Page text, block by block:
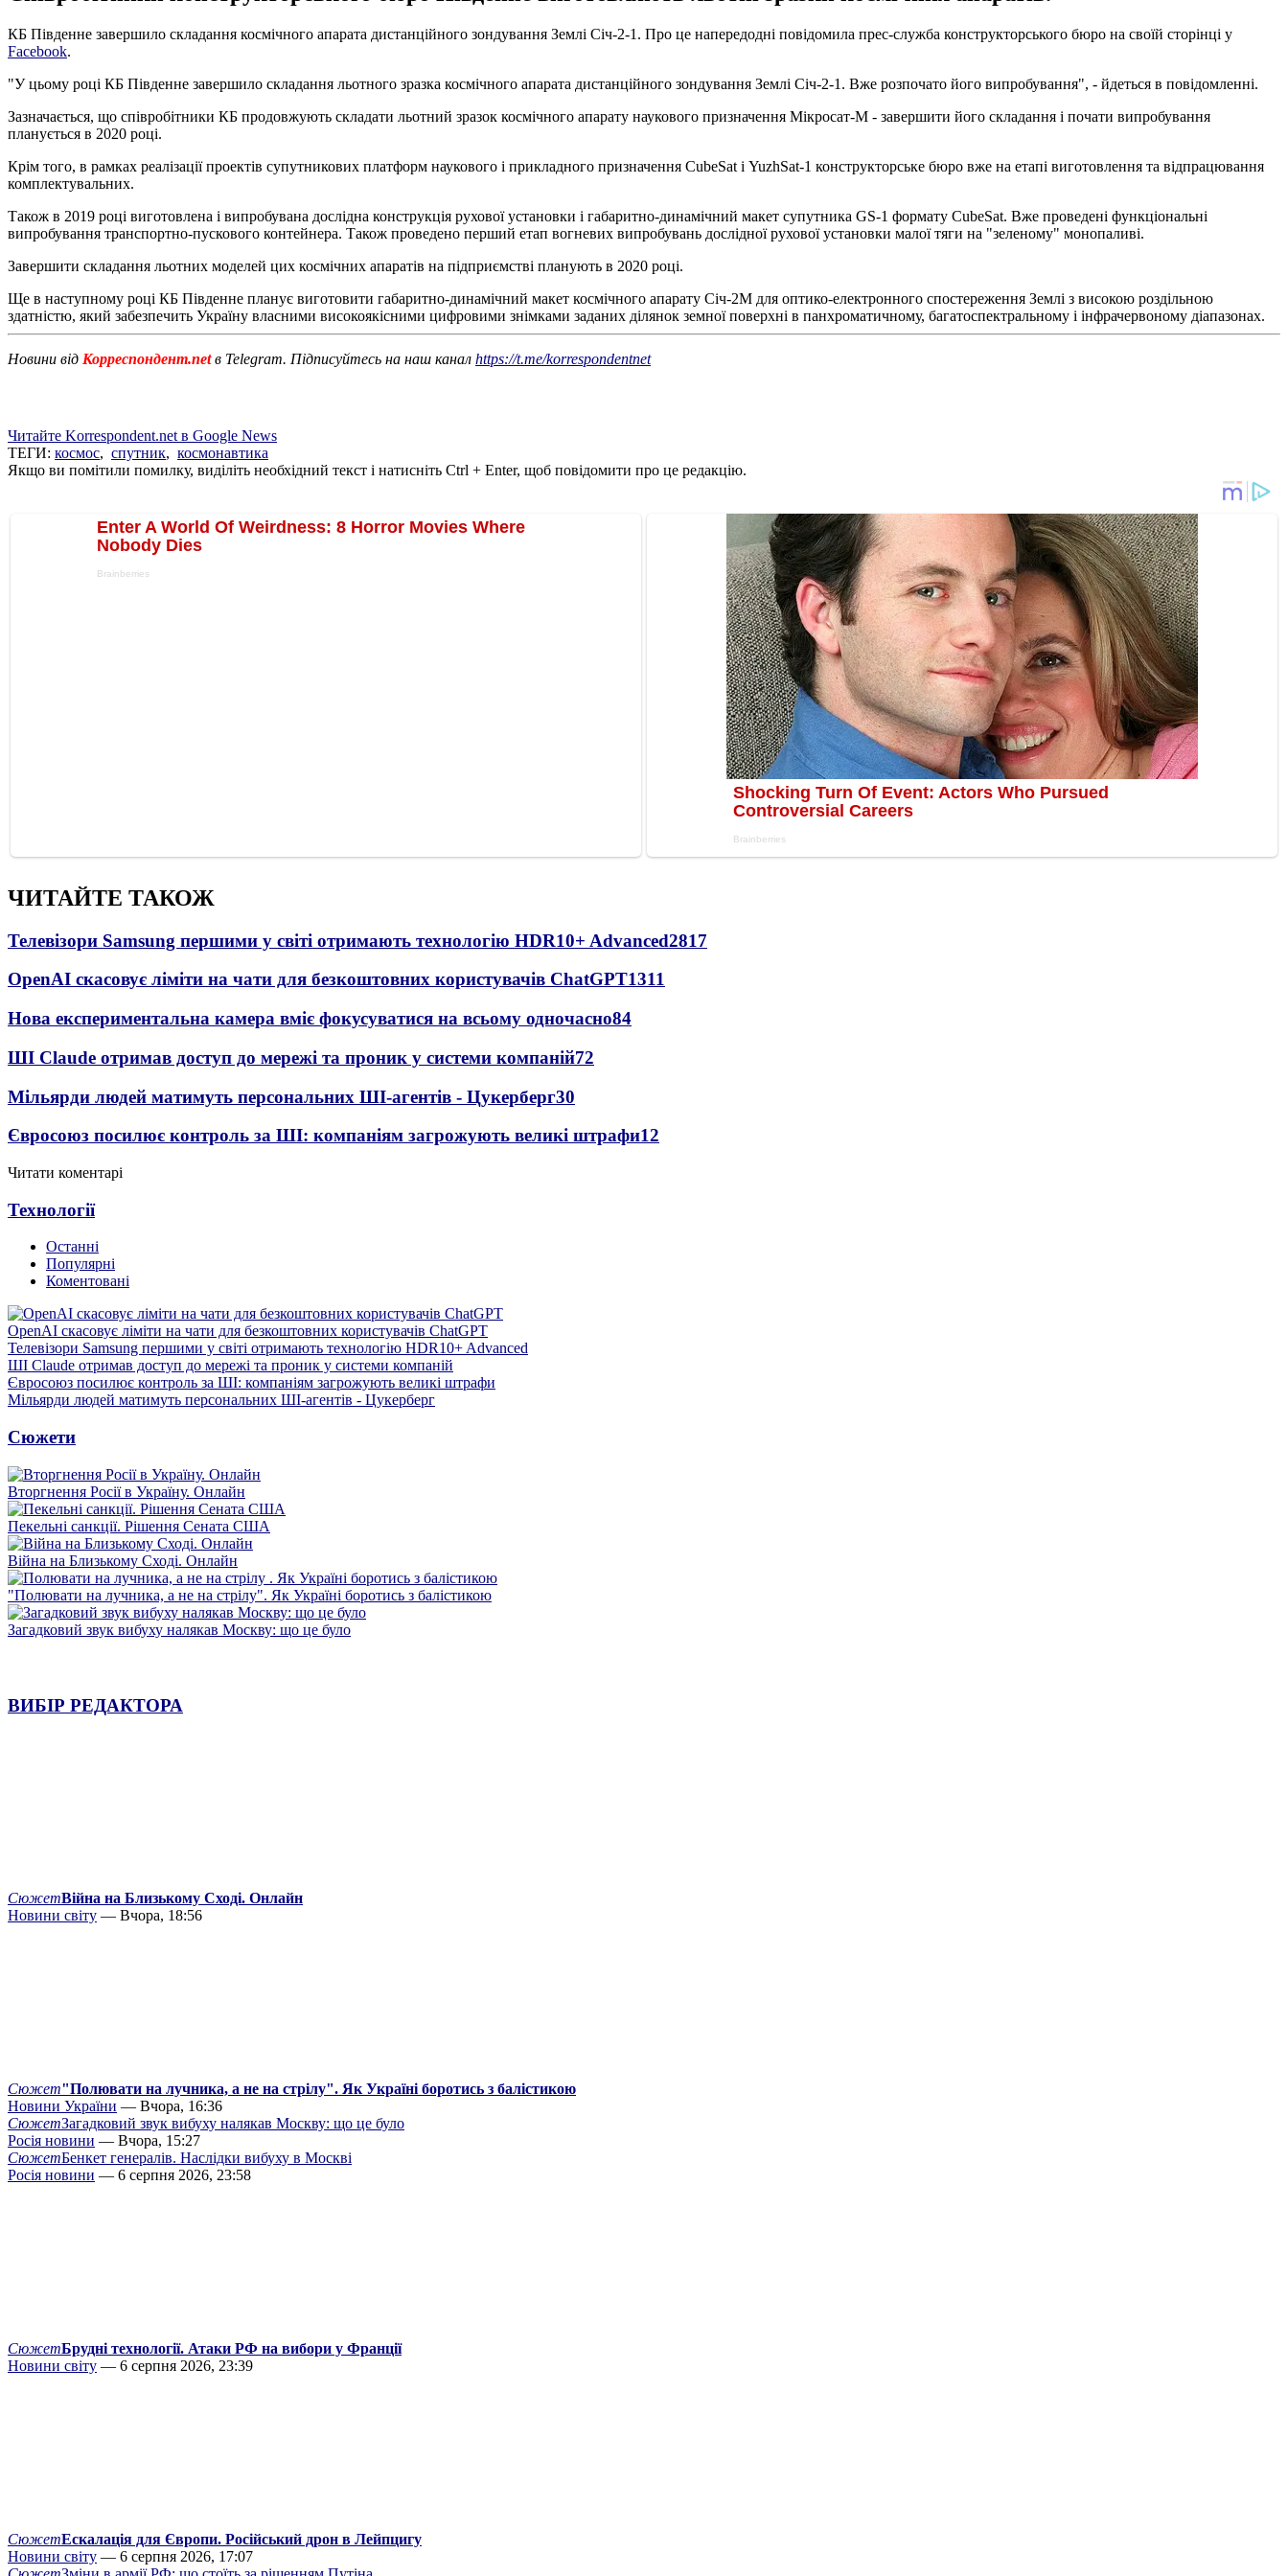
КБ Південне завершило складання космічного апарата дистанційного зондування Землі Січ-2-1. Про це напередодні повідомила прес-служба конструкторського бюро на своїй сторінці у
Facebook.
"У цьому році КБ Південне завершило складання льотного зразка космічного апарата дистанційного зондування Землі Січ-2-1. Вже розпочато його випробування", - йдеться в повідомленні.
Зазначається, що співробітники КБ продовжують складати льотний зразок космічного апарату наукового призначення Мікросат-М - завершити його складання і почати випробування
планується в 2020 році.
Крім того, в рамках реалізації проектів супутникових платформ наукового і прикладного призначення CubeSat і YuzhSat-1 конструкторське бюро вже на етапі виготовлення та відпрацювання
комплектувальних.
Також в 2019 році виготовлена і випробувана дослідна конструкція рухової установки і габаритно-динамічний макет супутника GS-1 формату CubeSat. Вже проведені функціональні
випробування транспортно-пускового контейнера. Також проведено перший етап вогневих випробувань дослідної рухової установки малої тяги на "зеленому" монопаливі.
Завершити складання льотних моделей цих космічних апаратів на підприємстві планують в 2020 році.
Ще в наступному році КБ Південне планує виготовити габаритно-динамічний макет космічного апарату Січ-2М для оптико-електронного спостереження Землі з високою роздільною
здатністю, який забезпечить Україну власними високоякісними цифровими знімками заданих ділянок земної поверхні в панхроматичному, багатоспектральному і інфрачервоному діапазонах.
Новини від Корреспондент.netв Telegram. Підписуйтесь на наш канал https://t.me/korrespondentnet
Читайте Korrespondent.net в Google News
ТЕГИ: космос, спутник, космонавтика
Якщо ви помітили помилку, виділіть необхідний текст і натисніть Ctrl + Enter, щоб повідомити про це редакцію.
ЧИТАЙТЕ ТАКОЖ
Телевізори Samsung першими у світі отримають технологію HDR10+ Advanced2817
OpenAI скасовує ліміти на чати для безкоштовних користувачів ChatGPT1311
Нова експериментальна камера вміє фокусуватися на всьому одночасно84
ШІ Claude отримав доступ до мережі та проник у системи компаній72
Мільярди людей матимуть персональних ШІ-агентів - Цукерберг30
Євросоюз посилює контроль за ШІ: компаніям загрожують великі штрафи12
Читати коментарі
Технології
Останні
Популярні
Коментовані
OpenAI скасовує ліміти на чати для безкоштовних користувачів ChatGPT
Телевізори Samsung першими у світі отримають технологію HDR10+ Advanced
ШІ Claude отримав доступ до мережі та проник у системи компаній
Євросоюз посилює контроль за ШІ: компаніям загрожують великі штрафи
Мільярди людей матимуть персональних ШІ-агентів - Цукерберг
Сюжети
Вторгнення Росії в Україну. Онлайн
Пекельні санкції. Рішення Сената США
Війна на Близькому Сході. Онлайн
"Полювати на лучника, а не на стрілу". Як Україні боротись з балістикою
Загадковий звук вибуху налякав Москву: що це було
ВИБІР РЕДАКТОРА
СюжетВійна на Близькому Сході. Онлайн
Новини світу — Вчора, 18:56
Сюжет"Полювати на лучника, а не на стрілу". Як Україні боротись з балістикою
Новини України — Вчора, 16:36
СюжетЗагадковий звук вибуху налякав Москву: що це було
Росія новини — Вчора, 15:27
СюжетБенкет генералів. Наслідки вибуху в Москві
Росія новини — 6 серпня 2026, 23:58
СюжетБрудні технології. Атаки РФ на вибори у Франції
Новини світу — 6 серпня 2026, 23:39
СюжетЕскалація для Європи. Російський дрон в Лейпцигу
Новини світу — 6 серпня 2026, 17:07